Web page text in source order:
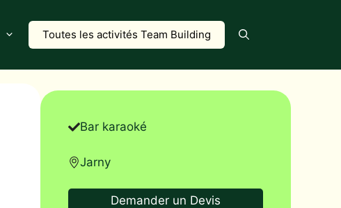
Toutes les activités Team Building
Bar karaoké
Jarny
Demander un Devis